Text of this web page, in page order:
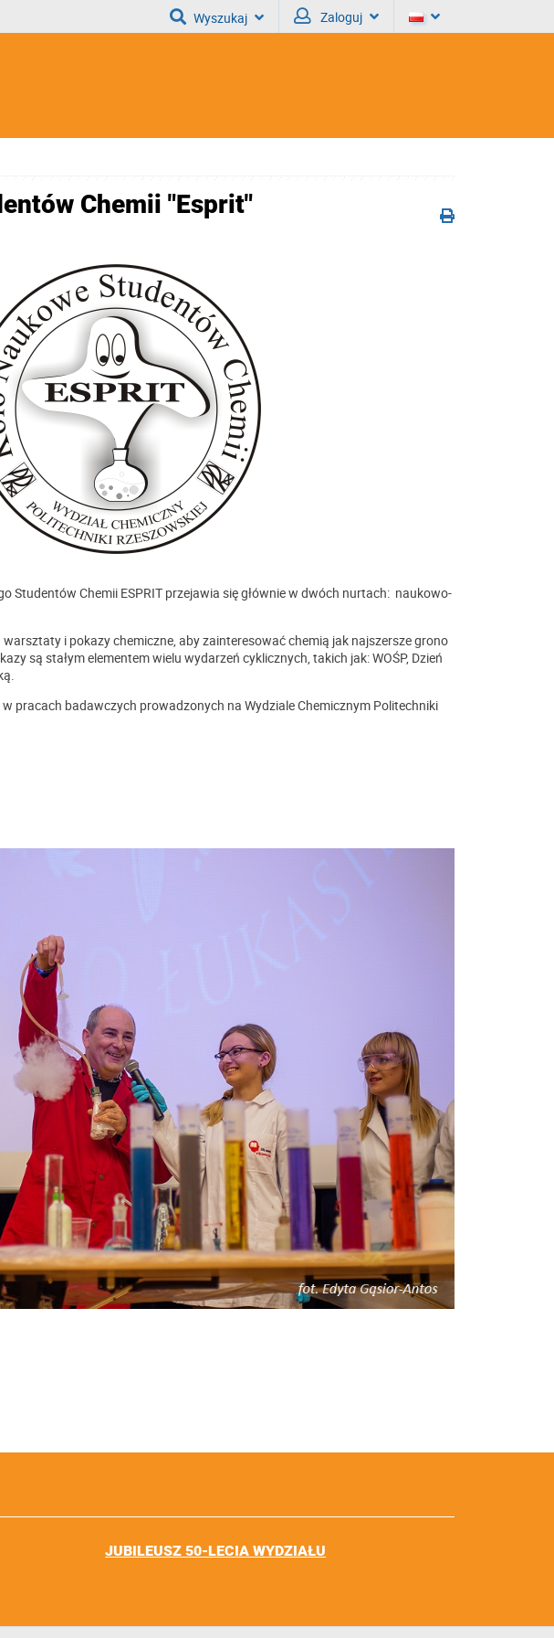
Wyszukaj Zaloguj
Chemii "Esprit"
Studentów Chemii ESPRIT przejawia się głównie w dwóch nurtach: naukowo-
i pokazy chemiczne, aby zainteresować chemią jak najszersze grono
są stałym elementem wielu wydarzeń cyklicznych, takich jak: WOŚP, Dzień
pracach badawczych prowadzonych na Wydziale Chemicznym Politechniki
JUBILEUSZ 50-LECIA WYDZIAŁU